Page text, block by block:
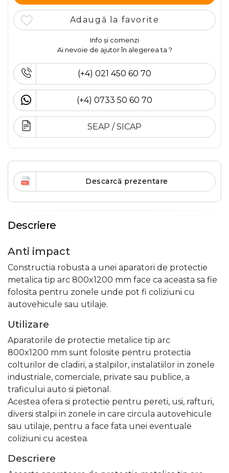
Adaugă la favorite
Info și comenzi
Ai nevoie de ajutor în alegerea ta ?
(+4) 021 450 60 70
(+4) 0733 50 60 70
SEAP / SICAP
Descarcă prezentare
Descriere
Anti impact
Constructia robusta a unei aparatori de protectie
metalica tip arc 800x1200 mm face ca aceasta sa fie
folosita pentru zonele unde pot fi coliziuni cu
autovehicule sau utilaje.
Utilizare
Aparatorile de protectie metalice tip arc
800x1200 mm sunt folosite pentru protectia
colturilor de cladiri, a stalpilor, instalatiilor in zonele
industriale, comerciale, private sau publice, a
traficului auto si pietonal.
Acestea ofera si protectie pentru pereti, usi, rafturi,
diversi stalpi in zonele in care circula autovehicule
sau utilaje, pentru a face fata unei eventuale
coliziuni cu acestea.
Descriere